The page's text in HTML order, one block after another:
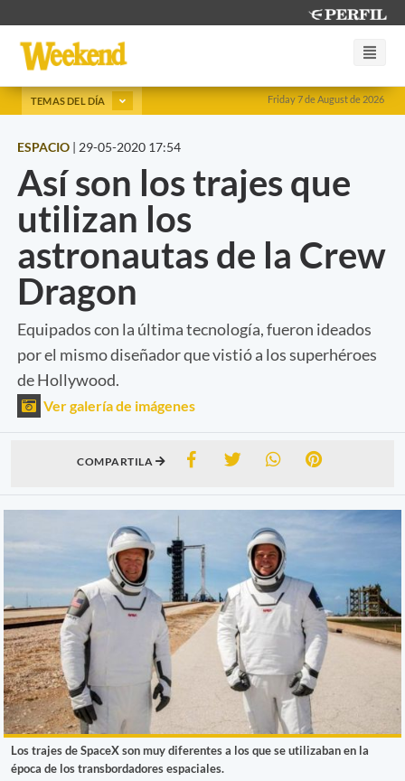
Friday 7 de August de 2026
TEMAS DEL DÍA
ESPACIO | 29-05-2020 17:54
Así son los trajes que
utilizan los
astronautas de la Crew
Dragon
Equipados con la última tecnología, fueron ideados
por el mismo diseñador que vistió a los superhéroes
de Hollywood.
Ver galería de imágenes
COMPARTILA
Los trajes de SpaceX son muy diferentes a los que se utilizaban en la
época de los transbordadores espaciales.